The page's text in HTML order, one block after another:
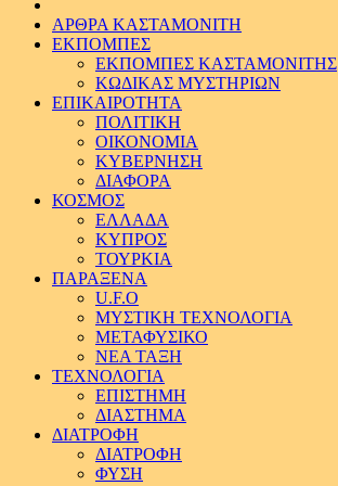
ΑΡΘΡΑ ΚΑΣΤΑΜΟΝΙΤΗ
ΕΚΠΟΜΠΕΣ
ΕΚΠΟΜΠΕΣ ΚΑΣΤΑΜΟΝΙΤΗΣ
ΚΩΔΙΚΑΣ ΜΥΣΤΗΡΙΩΝ
ΕΠΙΚΑΙΡΟΤΗΤΑ
ΠΟΛΙΤΙΚΗ
ΟΙΚΟΝΟΜΙΑ
ΚΥΒΕΡΝΗΣΗ
ΔΙΑΦΟΡΑ
ΚΟΣΜΟΣ
ΕΛΛΑΔΑ
ΚΥΠΡΟΣ
ΤΟΥΡΚΙΑ
ΠΑΡΑΞΕΝΑ
U.F.O
ΜΥΣΤΙΚΗ ΤΕΧΝΟΛΟΓΙΑ
ΜΕΤΑΦΥΣΙΚΟ
ΝΕΑ ΤΑΞΗ
ΤΕΧΝΟΛΟΓΙΑ
ΕΠΙΣΤΗΜΗ
ΔΙΑΣΤΗΜΑ
ΔΙΑΤΡΟΦΗ
ΔΙΑΤΡΟΦΗ
ΦΥΣΗ